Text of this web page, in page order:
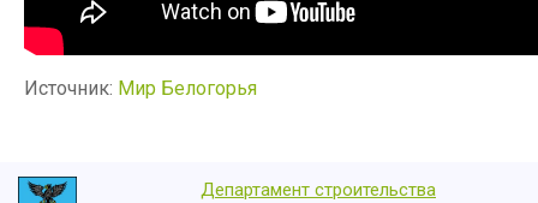
Источник: Мир Белогорья
Департамент строительства